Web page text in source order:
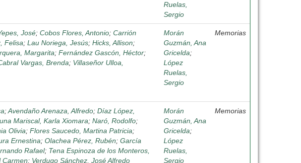
Ruelas,
Sergio
José; Cobos Flores, Antonio; Carrión
Felisa; Lau Noriega, Jesús; Hicks, Allison;
Margarita; Fernández Gascón, Héctor;
Vargas, Brenda; Villaseñor Ulloa,
Morán
Guzmán, Ana
Gricelda;
López
Ruelas,
Sergio
Memorias
;Avendaño Arenaza, Alfredo; Díaz López,
Mariscal, Karla Xiomara; Naró, Rodolfo;
Olivia; Flores Saucedo, Martina Patricia;
Ernestina; Olachea Pérez, Rubén; García
Rafael; Tena Espinoza de los Monteros,
Carmen; Verdugo Sánchez, José Alfredo
Morán
Guzmán, Ana
Gricelda;
López
Ruelas,
Sergio
Memorias